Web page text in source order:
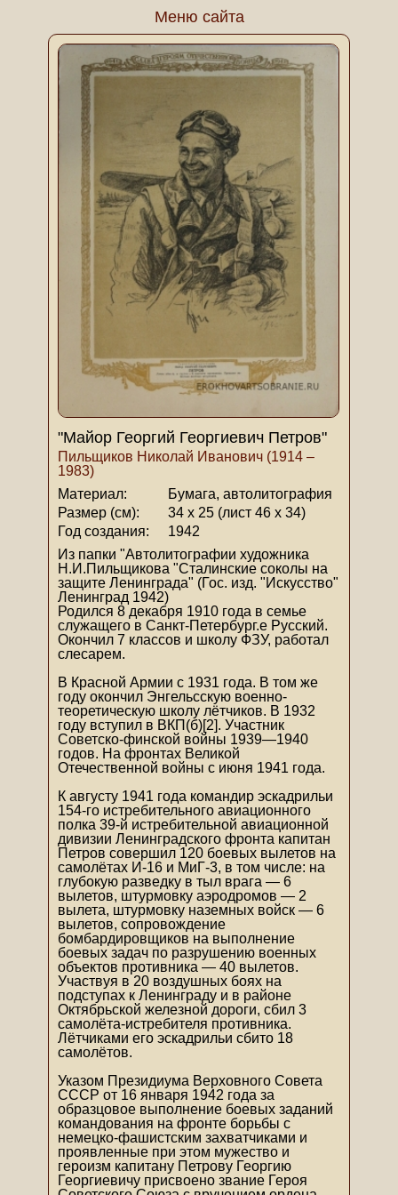
Меню сайта
"Майор Георгий Георгиевич Петров"
Пильщиков Николай Иванович (1914 –
1983)
Материал:
Бумага, автолитография
Размер (см):
34 х 25 (лист 46 х 34)
Год создания:
1942
Из папки "Автолитографии художника
Н.И.Пильщикова "Сталинские соколы на
защите Ленинграда" (Гос. изд. "Искусство"
Ленинград 1942)
Родился 8 декабря 1910 года в семье
служащего в Санкт-Петербург.е Русский.
Окончил 7 классов и школу ФЗУ, работал
слесарем.
В Красной Армии с 1931 года. В том же
году окончил Энгельсскую военно-
теоретическую школу лётчиков. В 1932
году вступил в ВКП(б)[2]. Участник
Советско-финской войны 1939—1940
годов. На фронтах Великой
Отечественной войны с июня 1941 года.
К августу 1941 года командир эскадрильи
154-го истребительного авиационного
полка 39-й истребительной авиационной
дивизии Ленинградского фронта капитан
Петров совершил 120 боевых вылетов на
самолётах И-16 и МиГ-3, в том числе: на
глубокую разведку в тыл врага — 6
вылетов, штурмовку аэродромов — 2
вылета, штурмовку наземных войск — 6
вылетов, сопровождение
бомбардировщиков на выполнение
боевых задач по разрушению военных
объектов противника — 40 вылетов.
Участвуя в 20 воздушных боях на
подступах к Ленинграду и в районе
Октябрьской железной дороги, сбил 3
самолёта-истребителя противника.
Лётчиками его эскадрильи сбито 18
самолётов.
Указом Президиума Верховного Совета
СССР от 16 января 1942 года за
образцовое выполнение боевых заданий
командования на фронте борьбы с
немецко-фашистским захватчиками и
проявленные при этом мужество и
героизм капитану Петрову Георгию
Георгиевичу присвоено звание Героя